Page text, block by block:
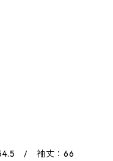
/ 袖丈：66